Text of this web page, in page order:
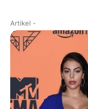
Artikel -